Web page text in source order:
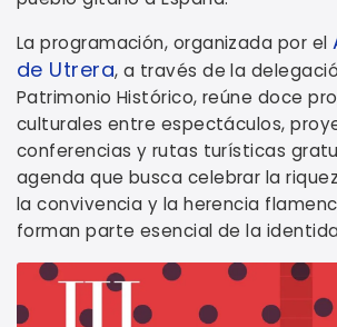
La programación, organizada por el
de Utrera, a través de la
Patrimonio Histórico, reúne doce
culturales entre espectáculos,
conferencias y rutas turísticas
agenda que busca celebrar la
la convivencia y la herencia
forman parte esencial de la